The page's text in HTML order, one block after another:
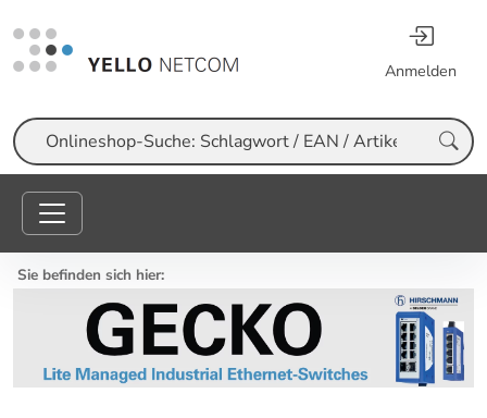
Anmelden
Suche
Sie befinden sich hier: